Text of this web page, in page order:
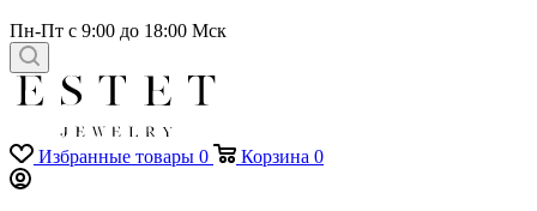
Пн-Пт с 9:00 до 18:00 Мск
Избранные товары 0 Корзина 0